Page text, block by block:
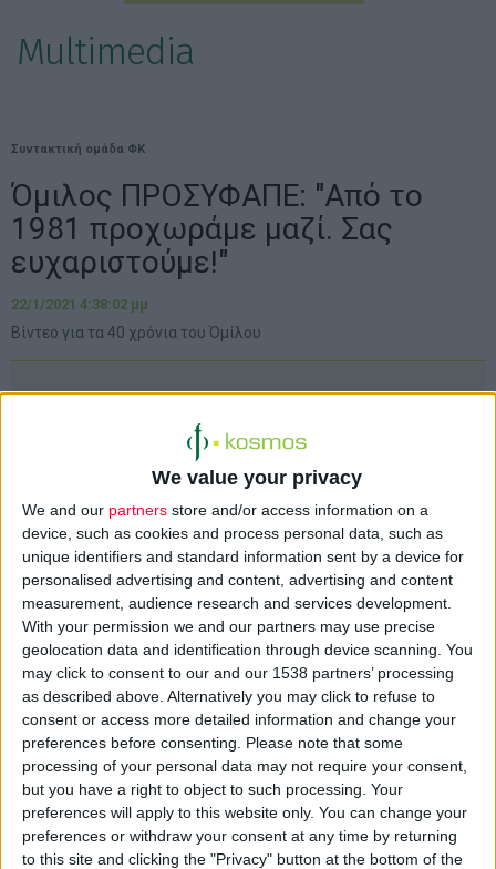
We value your privacy
We and our partners store and/or access information on a
device, such as cookies and process personal data, such as
unique identifiers and standard information sent by a device for
personalised advertising and content, advertising and content
measurement, audience research and services development.
With your permission we and our partners may use precise
geolocation data and identification through device scanning. You
may click to consent to our and our 1538 partners’ processing
as described above. Alternatively you may click to refuse to
consent or access more detailed information and change your
preferences before consenting.
Please note that some
processing of your personal data may not require your consent,
but you have a right to object to such processing. Your
preferences will apply to this website only. You can change your
preferences or withdraw your consent at any time by returning
to this site and clicking the "Privacy" button at the bottom of the
Multimedia
Συντακτική ομάδα ΦΚ
Όμιλος ΠΡΟΣΥΦΑΠΕ: "Από το
1981 προχωράμε μαζί. Σας
ευχαριστούμε!"
22/1/2021 4:38:02 μμ
Βίντεο για τα 40 χρόνια του Όμίλου